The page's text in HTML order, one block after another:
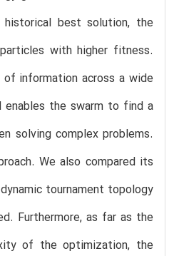
best solution, the
with higher fitness.
information across a wide
enables the swarm to find a
solving complex problems.
We also compared its
tournament topology
Furthermore, as far as the
of the optimization, the